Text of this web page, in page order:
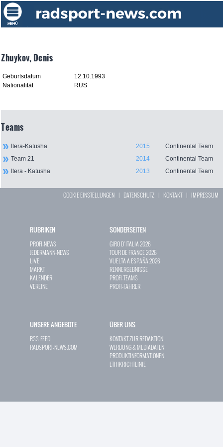
Zhuykov, Denis
Geburtsdatum
12.10.1993
Nationalität
RUS
Teams
Itera-Katusha 2015
Continental Team
Team 21
2014
Continental Team
Itera - Katusha
2013 Continental Team
COOKIE EINSTELLUNGEN | DATENSCHUTZ | KONTAKT| IMPRESSUM
RUBRIKEN
PROFI-NEWS
JEDERMANN-NEWS
LIVE
MARKT
KALENDER
VEREINE
SONDERSEITEN
GIRO D`ITALIA 2026
TOUR DE FRANCE 2026
VUELTA A ESPAÑA 2026
RENNERGEBNISSE
PROFI-TEAMS
PROFI-FAHRER
UNSERE ANGEBOTE
RSS-FEED
RADSPORT-NEWS.COM
ÜBER UNS
KONTAKT ZUR REDAKTION
WERBUNG & MEDIADATEN
PRODUKTINFORMATIONEN
ETHIKRICHTLINIE